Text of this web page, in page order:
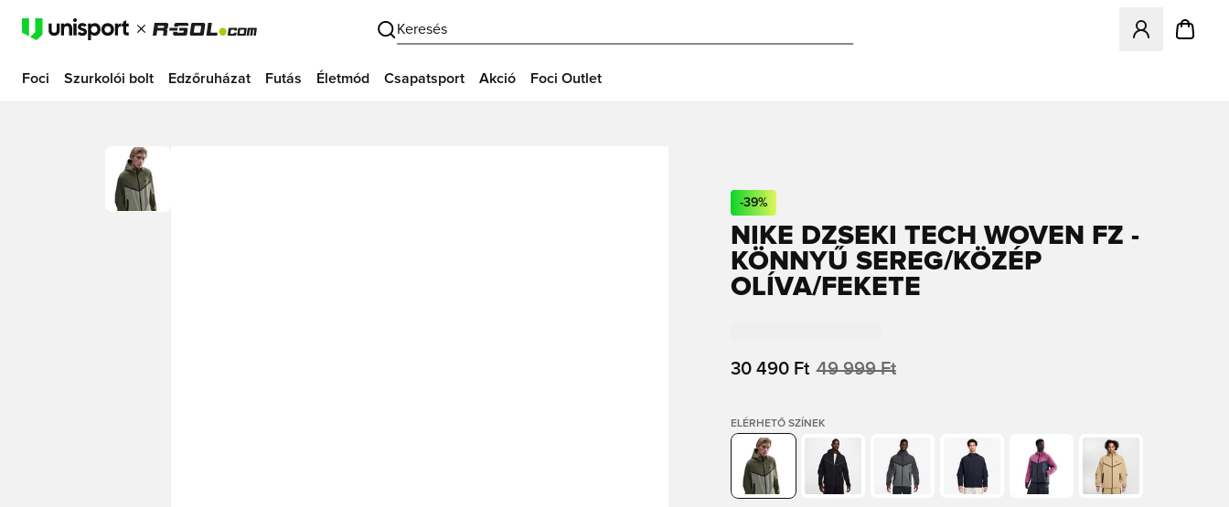
Keresés
Megnyit egy
Foci Szurkolói bolt Edzőruházat Futás Életmód Csapatsport Akció Foci Outlet
-39%
NIKE DZSEKI TECH WOVEN FZ -
KÖNNYŰ SEREG/KÖZÉP
OLÍVA/FEKETE
30 490 Ft 49 999 Ft
ELÉRHETŐ SZÍNEK